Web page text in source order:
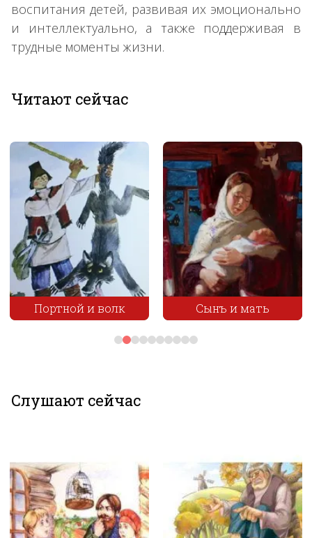
воспитания детей, развивая их эмоционально
и интеллектуально, а также поддерживая в
трудные моменты жизни.
Читают сейчас
Портной и волк Сынъ и мать
Слушают сейчас